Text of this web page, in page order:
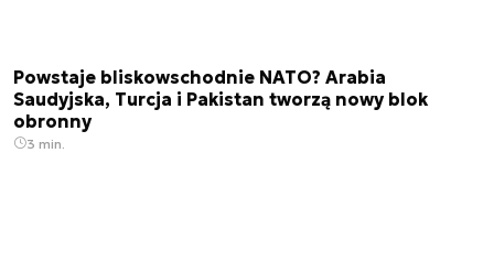
Powstaje bliskowschodnie NATO? Arabia
Saudyjska, Turcja i Pakistan tworzą nowy blok
obronny
3 min.